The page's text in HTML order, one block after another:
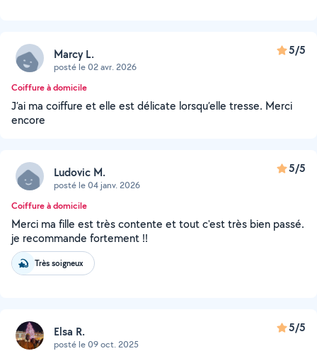
Marcy L.
posté le 02 avr. 2026
5/5
Coiffure à domicile
J’ai ma coiffure et elle est délicate lorsqu’elle tresse. Merci
encore
Ludovic M.
posté le 04 janv. 2026
5/5
Coiffure à domicile
Merci ma fille est très contente et tout c'est très bien passé.
je recommande fortement !!
Très soigneux
Elsa R.
posté le 09 oct. 2025
5/5